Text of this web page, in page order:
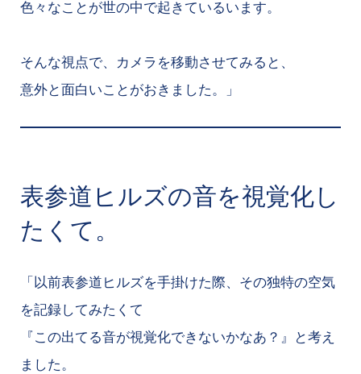
色々なことが世の中で起きているいます。
そんな視点で、カメラを移動させてみると、
意外と面白いことがおきました。」
表参道ヒルズの音を視覚化し
たくて。
「以前表参道ヒルズを手掛けた際、その独特の空気
を記録してみたくて
『この出てる音が視覚化できないかなあ？』と考え
ました。